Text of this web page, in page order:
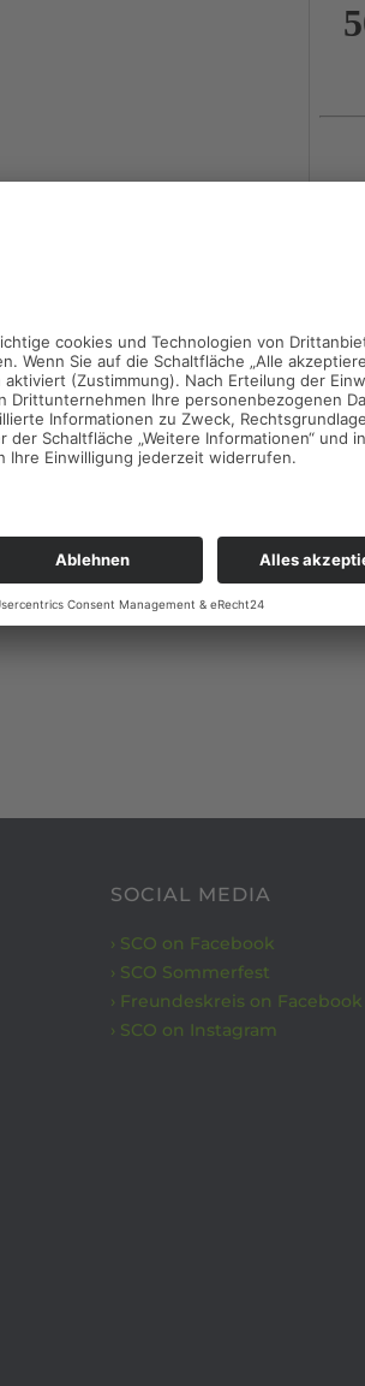
SOCIAL MEDIA
› SCO on Facebook
› SCO Sommerfest
› Freundeskreis on Facebook
› SCO on Instagram